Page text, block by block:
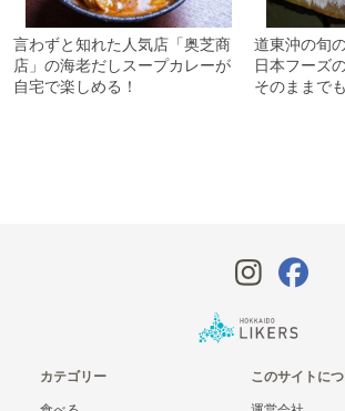
言わずと知れた人気店「奥芝商
店」の海老だしスープカレーが
自宅で楽しめる！
道東沖の旬
日本フーズ
そのままで
カテゴリー
このサイトに